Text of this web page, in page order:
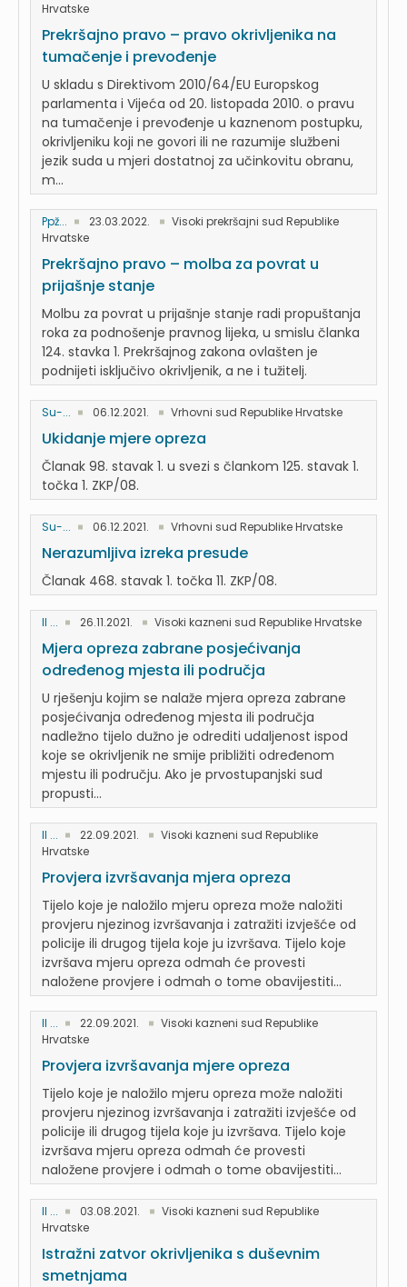
Hrvatske
Prekršajno pravo – pravo okrivljenika na
tumačenje i prevođenje
U skladu s Direktivom 2010/64/EU Europskog
parlamenta i Vijeća od 20. listopada 2010. o pravu
na tumačenje i prevođenje u kaznenom postupku,
okrivljeniku koji ne govori ili ne razumije službeni
jezik suda u mjeri dostatnoj za učinkovitu obranu,
m...
Ppž... 23.03.2022.
Visoki prekršajni sud Republike
Hrvatske
Prekršajno pravo – molba za povrat u
prijašnje stanje
Molbu za povrat u prijašnje stanje radi propuštanja
roka za podnošenje pravnog lijeka, u smislu članka
124. stavka 1. Prekršajnog zakona ovlašten je
podnijeti isključivo okrivljenik, a ne i tužitelj.
Su-... 06.12.2021. Vrhovni sud Republike Hrvatske
Ukidanje mjere opreza
Članak 98. stavak 1. u svezi s člankom 125. stavak 1.
točka 1. ZKP/08.
Su-... 06.12.2021. Vrhovni sud Republike Hrvatske
Nerazumljiva izreka presude
Članak 468. stavak 1. točka 11. ZKP/08.
II ... 26.11.2021. Visoki kazneni sud Republike Hrvatske
Mjera opreza zabrane posjećivanja
određenog mjesta ili područja
U rješenju kojim se nalaže mjera opreza zabrane
posjećivanja određenog mjesta ili područja
nadležno tijelo dužno je odrediti udaljenost ispod
koje se okrivljenik ne smije približiti određenom
mjestu ili području. Ako je prvostupanjski sud
propusti...
II ... 22.09.2021.
Visoki kazneni sud Republike
Hrvatske
Provjera izvršavanja mjera opreza
Tijelo koje je naložilo mjeru opreza može naložiti
provjeru njezinog izvršavanja i zatražiti izvješće od
policije ili drugog tijela koje ju izvršava. Tijelo koje
izvršava mjeru opreza odmah će provesti
naložene provjere i odmah o tome obavijestiti...
II ... 22.09.2021.
Visoki kazneni sud Republike
Hrvatske
Provjera izvršavanja mjere opreza
Tijelo koje je naložilo mjeru opreza može naložiti
provjeru njezinog izvršavanja i zatražiti izvješće od
policije ili drugog tijela koje ju izvršava. Tijelo koje
izvršava mjeru opreza odmah će provesti
naložene provjere i odmah o tome obavijestiti...
II ... 03.08.2021.
Visoki kazneni sud Republike
Hrvatske
Istražni zatvor okrivljenika s duševnim
smetnjama